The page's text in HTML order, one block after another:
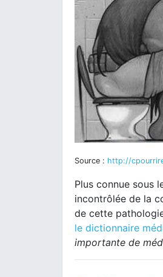
Source : http://
Plus connue sous
incontrôlée de la
de cette
le dictionnaire
importante de